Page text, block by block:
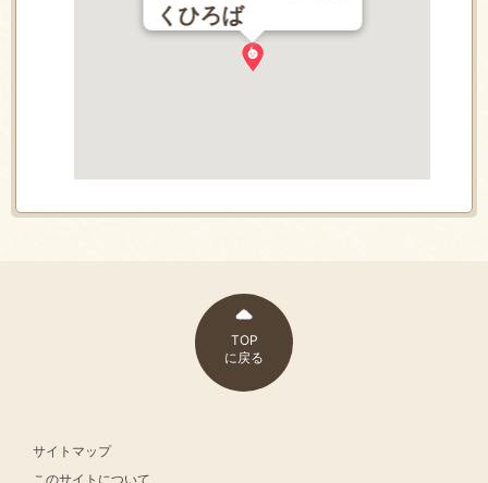
くひろば
TOP
に戻る
サイトマップ